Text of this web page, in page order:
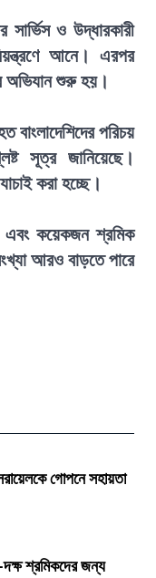
ও উদ্ধারকারী
আনে। এরপর
অভিযান শুরু হয়।
বাংলাদেশিদের পরিচয়
সূত্র জানিয়েছে।
করা হচ্ছে।
এবং কয়েকজন শ্রমিক
আরও বাড়তে পারে
গোপনে সহায়তা
দক্ষ শ্রমিকদের জন্য